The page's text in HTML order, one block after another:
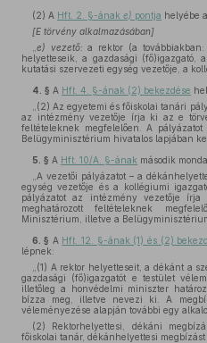
(2) A Hft. 2. §-ának e) pontja helyébe
[E törvény alkalmazásában]
e) vezető: a rektor (a
helyetteseik, a gazdasági (fő)igazgató,
kutatási szervezeti egység vezetője, a
4. § A Hft. 4. §-ának (2) bekezdése
„(2) Az egyetemi és főiskolai tanári
az intézmény vezetője írja ki az e
feltételeknek megfelelően. A
Belügyminisztérium hivatalos lapjában
5. § A Hft. 10/A. §-ának második
„A vezetői pályázatot – a
egység vezetője és a kollégiumi
pályázatot az intézmény vezetője
meghatározott feltételeknek
Minisztérium, illetve a
6. § A Hft. 12. §-ának (1) és (2)
lépnek:
„(1) A rektor helyetteseit, a dékánt a
gazdasági (fő)igazgatót e testület
illetőleg a honvédelmi miniszter
bízza meg, illetve nevezi ki. A
véleményezése alapján további egy
(2) Rektorhelyettesi, dékáni
főiskolai tanár, dékánhelyettesi megbízást